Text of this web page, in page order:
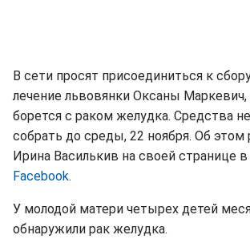
В сети просят присоединиться к
лечение львовянки Оксаны Маркевич,
борется с раком желудка. Средства
собрать до среды, 22 ноября. Об этом
Ирина Василькив на своей странице
Facebook.
У молодой матери четырех детей
обнаружили рак желудка.